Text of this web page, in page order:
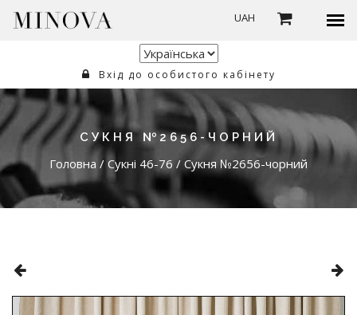
UAH
Вхід до особистого кабінету
СУКНЯ №2656-ЧОРНИЙ
Головна / Сукні 46-76 / Сукня №2656-чорний